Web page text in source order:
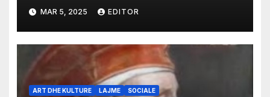
MAR 5, 2025 EDITOR
ART DHE KULTURE LAJME SOCIALE